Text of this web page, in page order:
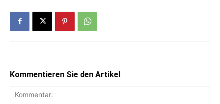
Kommentieren Sie den Artikel